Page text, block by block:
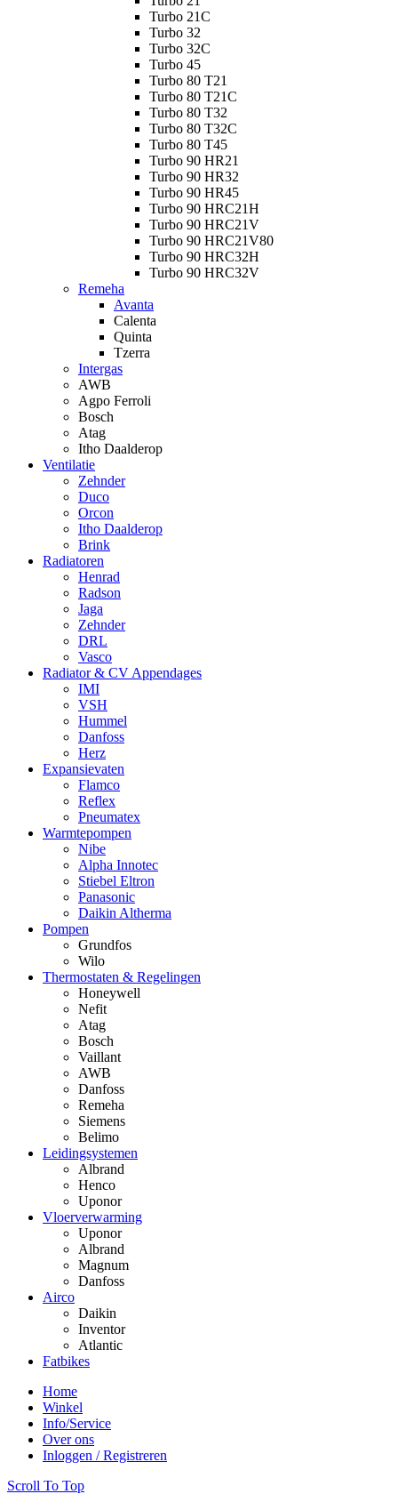
Turbo 21C
Turbo 32
Turbo 32C
Turbo 45
Turbo 80 T21
Turbo 80 T21C
Turbo 80 T32
Turbo 80 T32C
Turbo 80 T45
Turbo 90 HR21
Turbo 90 HR32
Turbo 90 HR45
Turbo 90 HRC21H
Turbo 90 HRC21V
Turbo 90 HRC21V80
Turbo 90 HRC32H
Turbo 90 HRC32V
Remeha
Avanta
Calenta
Quinta
Tzerra
Intergas
AWB
Agpo Ferroli
Bosch
Atag
Itho Daalderop
Ventilatie
Zehnder
Duco
Orcon
Itho Daalderop
Brink
Radiatoren
Henrad
Radson
Jaga
Zehnder
DRL
Vasco
Radiator & CV Appendages
IMI
VSH
Hummel
Danfoss
Herz
Expansievaten
Flamco
Reflex
Pneumatex
Warmtepompen
Nibe
Alpha Innotec
Stiebel Eltron
Panasonic
Daikin Altherma
Pompen
Grundfos
Wilo
Thermostaten & Regelingen
Honeywell
Nefit
Atag
Bosch
Vaillant
AWB
Danfoss
Remeha
Siemens
Belimo
Leidingsystemen
Albrand
Henco
Uponor
Vloerverwarming
Uponor
Albrand
Magnum
Danfoss
Airco
Daikin
Inventor
Atlantic
Fatbikes
Home
Winkel
Info/Service
Over ons
Inloggen / Registreren
Scroll To Top